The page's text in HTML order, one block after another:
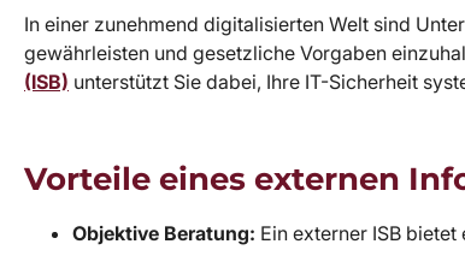
In einer zunehmend digitalisierten Welt sind
gewährleisten und gesetzliche Vorgaben
(ISB) unterstützt Sie dabei, Ihre IT-Sicherheit
Vorteile eines externen
Objektive Beratung: Ein externer ISB